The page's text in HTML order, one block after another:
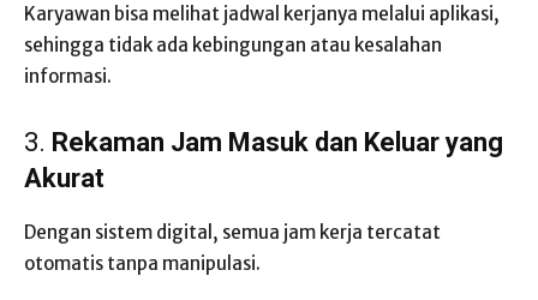
Karyawan bisa melihat jadwal kerjanya melalui aplikasi,
sehingga tidak ada kebingungan atau kesalahan
informasi.
3. Rekaman Jam Masuk dan Keluar yang
Akurat
Dengan sistem digital, semua jam kerja tercatat
otomatis tanpa manipulasi.